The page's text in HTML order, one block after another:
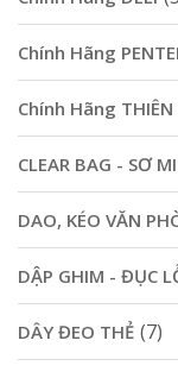
Chính Hãng
Chính Hãng THIÊN
CLEAR BAG - SƠ
DAO, KÉO VĂN
DẬP GHIM - ĐỤC
DÂY ĐEO THẺ (7)